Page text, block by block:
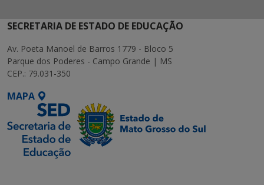
SECRETARIA DE ESTADO DE EDUCAÇÃO
Av. Poeta Manoel de Barros 1779 - Bloco 5
Parque dos Poderes - Campo Grande | MS
CEP.: 79.031-350
MAPA